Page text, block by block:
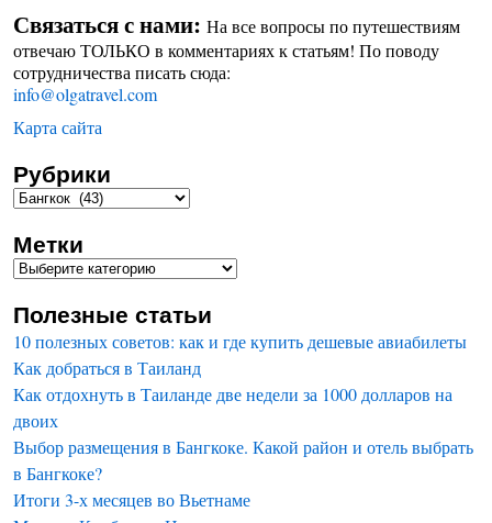
Связаться с нами: На все вопросы по путешествиям
отвечаю ТОЛЬКО в комментариях к статьям! По поводу
сотрудничества писать сюда:
info@olgatravel.com
Карта сайта
Рубрики
Метки
Полезные статьи
10 полезных советов: как и где купить дешевые авиабилеты
Как добраться в Таиланд
Как отдохнуть в Таиланде две недели за 1000 долларов на
двоих
Выбор размещения в Бангкоке. Какой район и отель выбрать
в Бангкоке?
Итоги 3-х месяцев во Вьетнаме